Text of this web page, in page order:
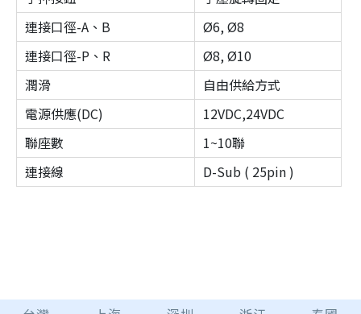
連接口徑-A、B
Ø6, Ø8
連接口徑-P、R
Ø8, Ø10
潤滑
自由供給方式
電源供應(DC)
12VDC,24VDC
聯座數
1~10聯
連接線
D-Sub ( 25pin )